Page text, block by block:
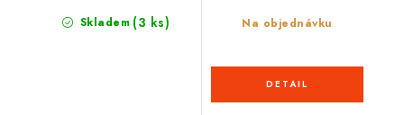
Skladem (3 ks) Na objednávku